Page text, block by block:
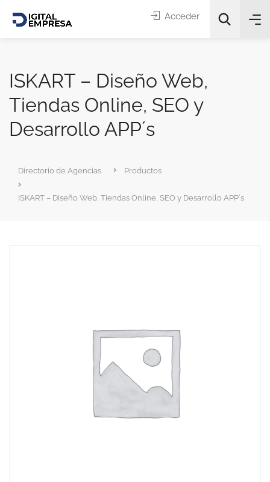
Acceder
ISKART – Diseño Web,
Tiendas Online, SEO y
Desarrollo APP´s
Directorio de Agencias Productos
ISKART – Diseño Web, Tiendas Online, SEO y Desarrollo APP´s